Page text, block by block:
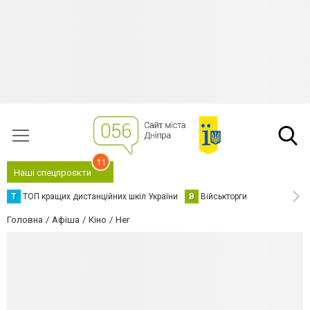
Наші спецпроєкти
11
Т ТОП кращих дистанційних шкіл України В Військторги
Головна Афіша Кіно Her